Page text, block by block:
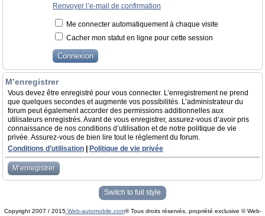
Renvoyer l’e-mail de confirmation
Me connecter automatiquement à chaque visite
Cacher mon statut en ligne pour cette session
M’enregistrer
Vous devez être enregistré pour vous connecter. L’enregistrement ne prend
que quelques secondes et augmente vos possibilités. L’administrateur du
forum peut également accorder des permissions additionnelles aux
utilisateurs enregistrés. Avant de vous enregistrer, assurez-vous d’avoir pris
connaissance de nos conditions d’utilisation et de notre politique de vie
privée. Assurez-vous de bien lire tout le règlement du forum.
Conditions d’utilisation
Politique de vie privée
M’enregistrer
Switch to full style
Copyright 2007 / 2015Web-automobile.com® Tous droits réservés, propriété exclusive © Web-